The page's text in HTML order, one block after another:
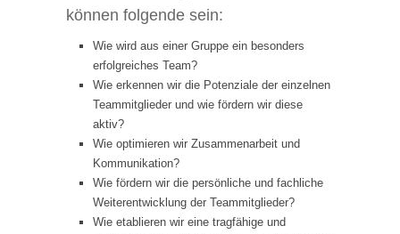
können folgende sein:
Wie wird aus einer Gruppe ein besonders
erfolgreiches Team?
Wie erkennen wir die Potenziale der einzelnen
Teammitglieder und wie fördern wir diese
aktiv?
Wie optimieren wir Zusammenarbeit und
Kommunikation?
Wie fördern wir die persönliche und fachliche
Weiterentwicklung der Teammitglieder?
Wie etablieren wir eine tragfähige und